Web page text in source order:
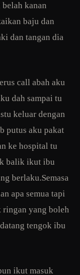
kanan
baju dan
dan tangan dia
call abah aku
dah sampai tu
keluar dengan
putus aku pakat
ke hospital tu
balik ikut ibu
berlaku.Semasa
apa semua tapi
yang boleh
tengok ibu
ikut masuk